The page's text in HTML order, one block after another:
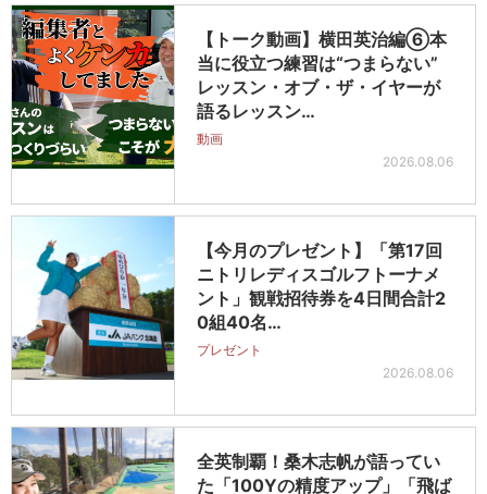
【トーク動画】横田英治編⑥本
当に役立つ練習は“つまらない”
レッスン・オブ・ザ・イヤーが
語るレッスン…
動画
2026.08.06
【今月のプレゼント】「第17回
ニトリレディスゴルフトーナメ
ント」観戦招待券を4日間合計2
0組40名…
プレゼント
2026.08.06
全英制覇！桑木志帆が語ってい
た「100Yの精度アップ」「飛ば